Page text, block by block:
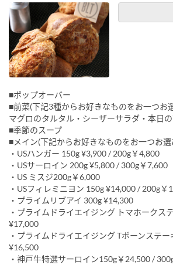
■ポップオーバー
■前菜(下記3種からお好きなものをお一つお
マグロのタルタル・シーザーサラダ・本日
■季節のスープ
■メイン(下記からお好きなものをお一つお
・USハンガー 150g ¥3,900 / 200g￥4,800
・USサーロイン 200g ¥5,800 / 300g￥7,600
・US ミスジ200g￥6,000
・USフィレミニヨン 150g ¥14,000 / 200g
・プライムリブアイ 300g ¥14,300
・プライムドライエイジング トマホークス
¥17,000
・プライムドライエイジング Tボーンステ
¥16,500
・神戸牛特選サーロイン150g￥24,500 /